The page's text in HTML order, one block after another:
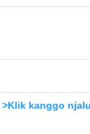
>Klik kanggo